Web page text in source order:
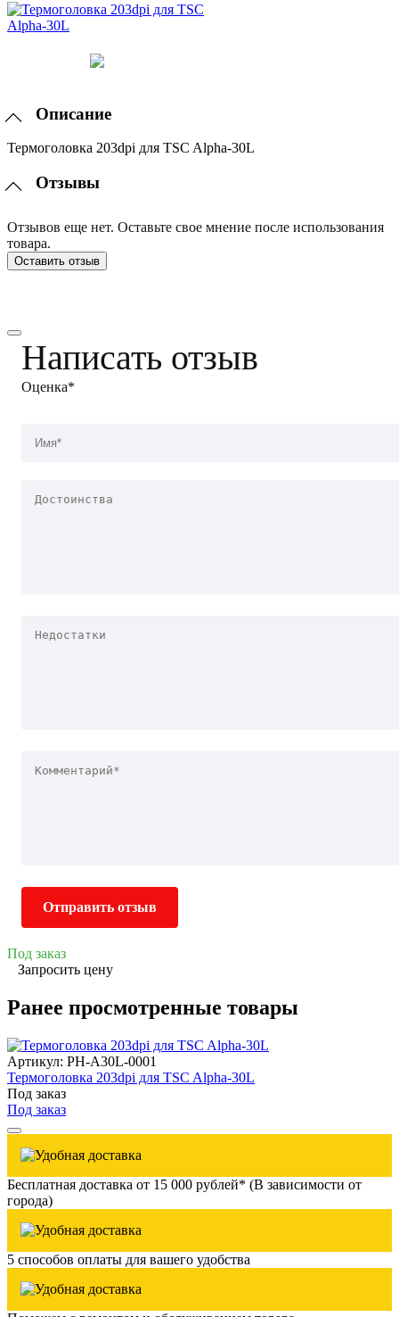
Описание
Термоголовка 203dpi для TSC Alpha-30L
Отзывы
Отзывов еще нет. Оставьте свое мнение после использования
товара.
Оставить отзыв
Написать отзыв
Оценка*
Отправить отзыв
Под заказ
Запросить цену
Ранее просмотренные товары
Артикул: PH-A30L-0001
Термоголовка 203dpi для TSC Alpha-30L
Под заказ
Под заказ
Бесплатная доставка от 15 000 рублей* (В зависимости от
города)
5 способов оплаты для вашего удобства